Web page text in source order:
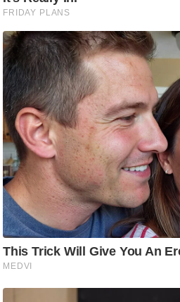
ष
प्र
म
हि
मा
/
ध
र्म
स्थ
ल
व्र
त
त्यो
हा
र